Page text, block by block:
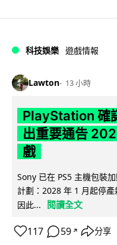
科技娛樂 遊戲情報
Lawton 13 小時
PlayStation 確
出重要通告
戲
Sony 已在 PS5 主機包裝
計劃：2028 年 1 月起停
因此...
閱讀全文
117 59 ↗ 分享